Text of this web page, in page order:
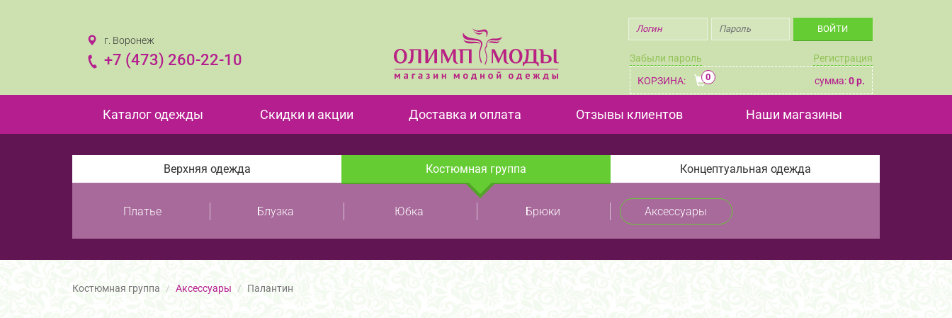
Забыли пароль Регистрация
0
КОРЗИНА: сумма:0 р.
г. Воронеж
+7 (473) 260-22-10
Каталог одежды Скидки и акции Доставка и оплата Отзывы клиентов Наши магазины
Верхняя одежда Костюмная группа Концептуальная одежда
Платье Блузка Юбка Брюки Аксессуары
Костюмная группа Аксессуары Палантин